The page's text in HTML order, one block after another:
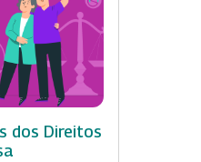
dos Direitos